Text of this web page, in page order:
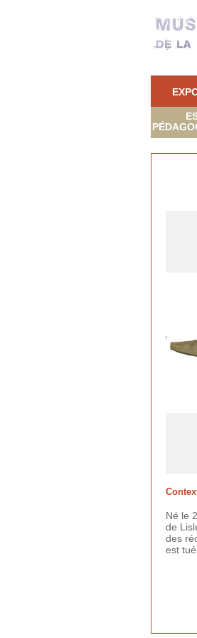
Né le
de
des
est